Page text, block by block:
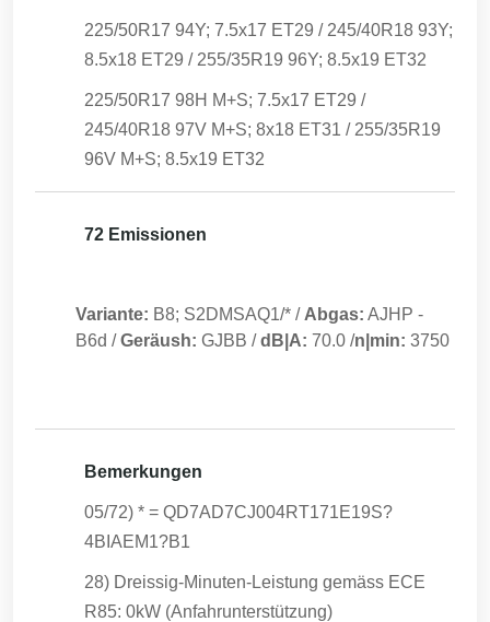
225/50R17 94Y; 7.5x17 ET29 / 245/40R18 93Y;
8.5x18 ET29 / 255/35R19 96Y; 8.5x19 ET32
225/50R17 98H M+S; 7.5x17 ET29 /
245/40R18 97V M+S; 8x18 ET31 / 255/35R19
96V M+S; 8.5x19 ET32
72 Emissionen
Variante: B8; S2DMSAQ1/* / Abgas: AJHP -
B6d /Geräush: GJBB /dB|A: 70.0 /n|min: 3750
Bemerkungen
05/72) * = QD7AD7CJ004RT171E19S?
4BIAEM1?B1
28) Dreissig-Minuten-Leistung gemäss ECE
R85: 0kW (Anfahrunterstützung)